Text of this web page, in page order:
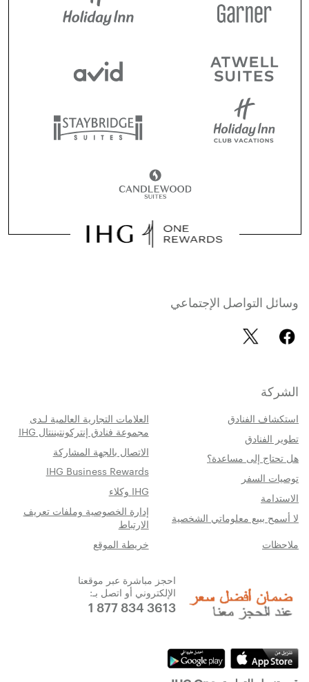
وسائل التواصل الإجتماعي
الشركة
استكشاف الفنادق
العلامات التجارية العالمية لـدى
مجموعة فنادق إنتركونتيننتال IHG
تطوير الفنادق
الاتصال بالجهة المشاركة
هل تحتاج إلى مساعدة؟
IHG Business Rewards
توصيات السفر
IHG وكلاء
الاستدامة
إدارة الخصوصية وملفات تعريف
الارتباط
لا أسمح ببيع معلوماتي الشخصية
خريطة الموقع
ملاحظات
احجز مباشرة عبر موقعنا
الإلكتروني أو اتصل بـ:
1 877 834 3613